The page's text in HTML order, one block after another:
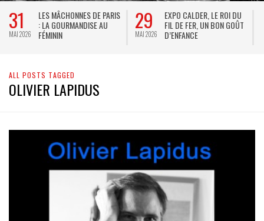
31
MAI 2026
LES MÂCHONNES DE PARIS
: LA GOURMANDISE AU
FÉMININ
29
MAI 2026
EXPO CALDER, LE ROI DU
FIL DE FER, UN BON GOÛT
D’ENFANCE
ALL POSTS TAGGED
OLIVIER LAPIDUS